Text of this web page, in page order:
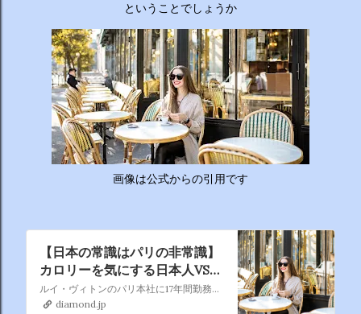
に関する10の疑問について、身体の仕組みや心理的なアプロ
か？ 根本的な理由は非常にシンプルで、「摂取カロリー（食
べる量）が消費カロリー（動く量）を上回っているから」で
す。 消費しきれずに余ったエネルギーは、万が一の飢餓に備
えるための「脂肪」として身体に蓄えられます。現代はいつ
でも高カロリーな食べ物が手に入るため、意識しないと簡単
にエネルギー過多になってしまいます。 🥗 2. 野菜を先に食
べるのは効果があるの？ 非常に効果があります。 （ベジタ
ブルファーストと呼ばれます） 野菜に含まれる食物繊維が、
ということでしょうか
画像は公式からの引用です
【日本の常識はパリの非常識】
カロリーを気にする日本人VS気
にしないパリジェンヌ、その決
定的な違い
ルイ・ヴィトンのパリ本社に17年間勤務しPRトップをつとめ、「もっともパリジェンヌな日本人」と業界内外で称された藤原淳氏が、パリ生活で出会った多くのパリジェンヌの実例をもとに、パリジェンヌ流「最高の自分になるための神習慣」を提案したのが、著書『パリジェンヌはダイエットがお嫌い』。かつて痩せることに時間と労力を費やし、「痩せればいろいろなことを解決できる」と頑…
diamond.jp